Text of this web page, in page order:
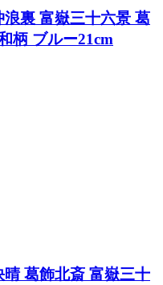
裏 富嶽三十六景 葛
柄 ブルー21cm
葛飾北斎 富嶽三十